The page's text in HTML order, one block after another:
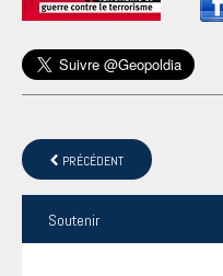
PRÉCÉDENT
Soutenir